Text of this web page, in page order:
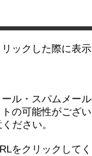
ックした際に表
ル・スパムメー
の可能性がござ
ださい。
をクリックして